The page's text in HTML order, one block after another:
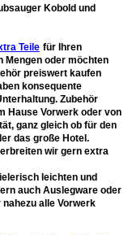
Kobold und
Teile für Ihren
Mengen oder möchten
preiswert kaufen
konsequente
Zubehör
Hause Vorwerk oder von
ganz gleich ob für den
das große Hotel.
wir gern extra
leichten und
auch Auslegware oder
alle Vorwerk